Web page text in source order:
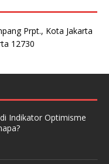
Prpt., Kota Jakarta
12730
Indikator Optimisme